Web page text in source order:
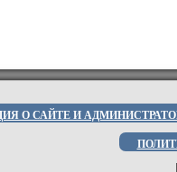
О САЙТЕ И